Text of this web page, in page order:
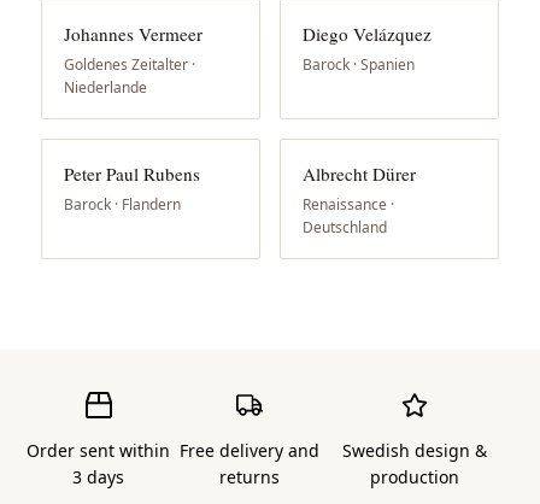
Johannes Vermeer
Goldenes Zeitalter ·
Niederlande
Diego Velázquez
Barock · Spanien
Peter Paul Rubens
Barock · Flandern
Albrecht Dürer
Renaissance ·
Deutschland
Order sent within
3 days
Free delivery and
returns
Swedish design &
production